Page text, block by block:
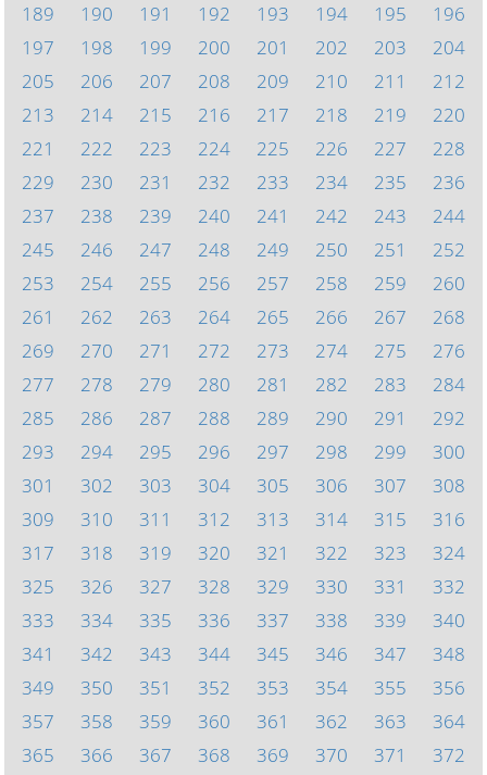
189
190 191 192 193 194 195
196
197
198 199 200 201 202 203
204
205
206 207 208 209 210 211
212
213
214 215 216 217 218 219
220
221
222 223 224 225 226 227
228
229
230 231 232 233 234 235
236
237
238 239 240 241 242 243
244
245
246 247 248 249 250 251
252
253
254 255 256 257 258 259
260
261
262 263 264 265 266 267
268
269
270 271 272 273 274 275
276
277
278 279 280 281 282 283
284
285
286 287 288 289 290 291
292
293
294 295 296 297 298 299
300
301
302 303 304 305 306 307
308
309
310 311 312 313 314 315
316
317
318 319 320 321 322 323
324
325
326 327 328 329 330 331
332
333
334 335 336 337 338 339
340
341
342 343 344 345 346 347
348
349
350 351 352 353 354 355
356
357
358 359 360 361 362 363
364
365
366 367 368 369 370 371 372